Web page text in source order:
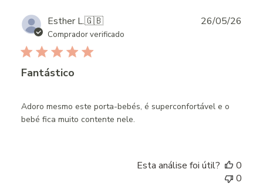
Esther L.🇬🇧
Comprador verificado
Fantástico
Adoro mesmo este porta-bebés, é superconfortável e o
bebé fica muito contente nele.
26/05/26
Esta análise foi útil?
0
0